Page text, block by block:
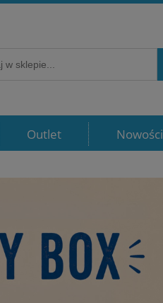
Outlet Nowości